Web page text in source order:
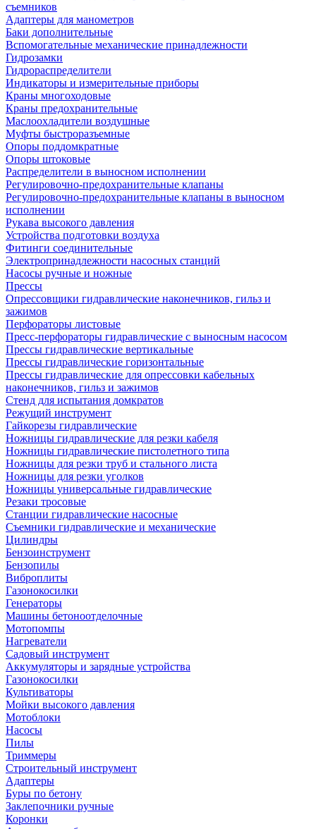
съемников
Адаптеры для манометров
Баки дополнительные
Вспомогательные механические принадлежности
Гидрозамки
Гидрораспределители
Индикаторы и измерительные приборы
Краны многоходовые
Краны предохранительные
Маслоохладители воздушные
Муфты быстроразъемные
Опоры поддомкратные
Опоры штоковые
Распределители в выносном исполнении
Регулировочно-предохранительные клапаны
Регулировочно-предохранительные клапаны в выносном
исполнении
Рукава высокого давления
Устройства подготовки воздуха
Фитинги соединительные
Электропринадлежности насосных станций
Насосы ручные и ножные
Прессы
Опрессовщики гидравлические наконечников, гильз и
зажимов
Перфораторы листовые
Пресс-перфораторы гидравлические с выносным насосом
Прессы гидравлические вертикальные
Прессы гидравлические горизонтальные
Прессы гидравлические для опрессовки кабельных
наконечников, гильз и зажимов
Стенд для испытания домкратов
Режущий инструмент
Гайкорезы гидравлические
Ножницы гидравлические для резки кабеля
Ножницы гидравлические пистолетного типа
Ножницы для резки труб и стального листа
Ножницы для резки уголков
Ножницы универсальные гидравлические
Резаки тросовые
Станции гидравлические насосные
Съемники гидравлические и механические
Цилиндры
Бензоинструмент
Бензопилы
Виброплиты
Газонокосилки
Генераторы
Машины бетоноотделочные
Мотопомпы
Нагреватели
Садовый инструмент
Аккумуляторы и зарядные устройства
Газонокосилки
Культиваторы
Мойки высокого давления
Мотоблоки
Насосы
Пилы
Триммеры
Строительный инструмент
Адаптеры
Буры по бетону
Заклепочники ручные
Коронки